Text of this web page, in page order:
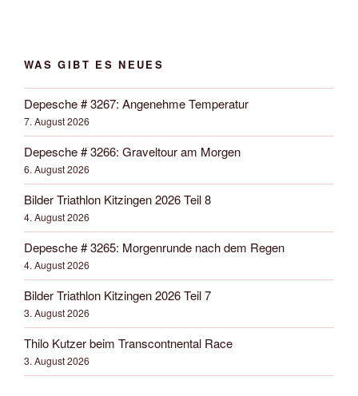
WAS GIBT ES NEUES
Depesche # 3267: Angenehme Temperatur
7. August 2026
Depesche # 3266: Graveltour am Morgen
6. August 2026
Bilder Triathlon Kitzingen 2026 Teil 8
4. August 2026
Depesche # 3265: Morgenrunde nach dem Regen
4. August 2026
Bilder Triathlon Kitzingen 2026 Teil 7
3. August 2026
Thilo Kutzer beim Transcontnental Race
3. August 2026